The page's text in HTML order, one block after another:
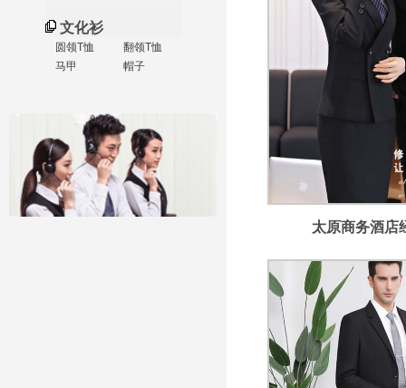
文化衫
圆领T恤
翻领T恤
马甲
帽子
太原商务酒店